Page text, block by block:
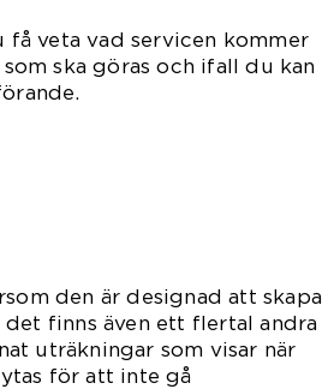
få veta vad servicen kommer
ska göras och ifall du kan
den är designad att skapa
finns även ett flertal andra
uträkningar som visar när
för att inte gå